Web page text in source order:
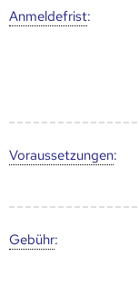
Anmelde­frist:
Voraus­setzungen:
Gebühr: